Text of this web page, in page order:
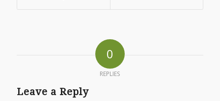
0
REPLIES
Leave a Reply